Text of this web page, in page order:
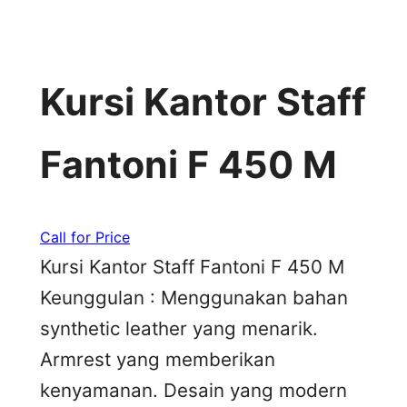
Kursi Kantor Staff
Fantoni F 450 M
Call for Price
Kursi Kantor Staff Fantoni F 450 M
Keunggulan : Menggunakan bahan
synthetic leather yang menarik.
Armrest yang memberikan
kenyamanan. Desain yang modern